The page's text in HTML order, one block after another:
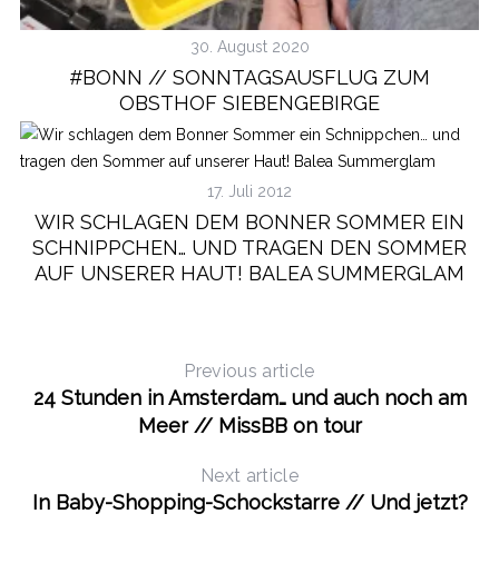
30. August 2020
#BONN // SONNTAGSAUSFLUG ZUM
OBSTHOF SIEBENGEBIRGE
17. Juli 2012
WIR SCHLAGEN DEM BONNER SOMMER EIN
SCHNIPPCHEN… UND TRAGEN DEN SOMMER
AUF UNSERER HAUT! BALEA SUMMERGLAM
Previous article
24 Stunden in Amsterdam… und auch noch am
Meer // MissBB on tour
Next article
In Baby-Shopping-Schockstarre // Und jetzt?